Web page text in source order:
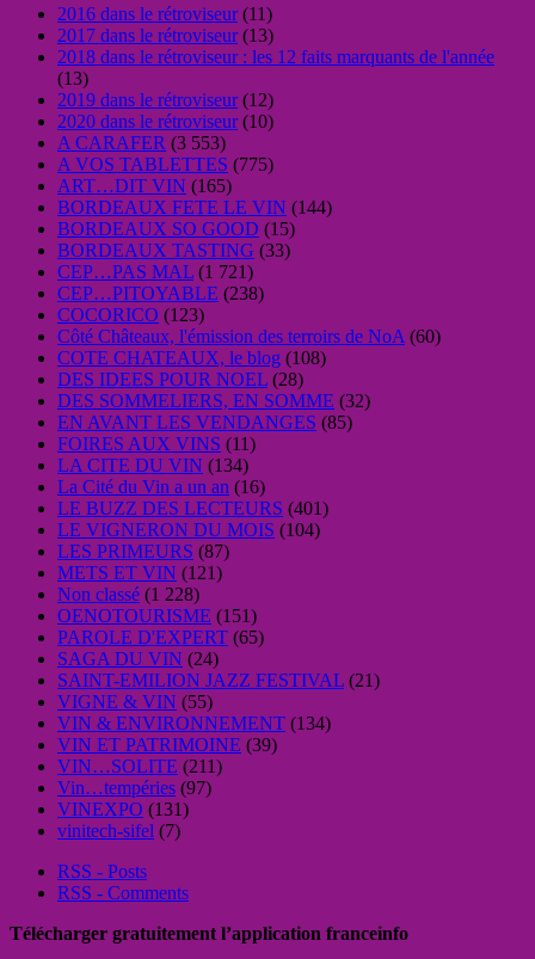
2016 dans le rétroviseur(11)
2017 dans le rétroviseur(13)
2018 dans le rétroviseur : les 12 faits marquants de l'année
(13)
2019 dans le rétroviseur(12)
2020 dans le rétroviseur(10)
A CARAFER (3 553)
A VOS TABLETTES (775)
ART…DIT VIN (165)
BORDEAUX FETE LE VIN (144)
BORDEAUX SO GOOD (15)
BORDEAUX TASTING (33)
CEP…PAS MAL (1 721)
CEP…PITOYABLE (238)
COCORICO (123)
Côté Châteaux, l'émission des terroirs de NoA (60)
COTE CHATEAUX, le blog (108)
DES IDEES POUR NOEL (28)
DES SOMMELIERS, EN SOMME (32)
EN AVANT LES VENDANGES (85)
FOIRES AUX VINS (11)
LA CITE DU VIN (134)
La Cité du Vin a un an (16)
LE BUZZ DES LECTEURS (401)
LE VIGNERON DU MOIS (104)
LES PRIMEURS (87)
METS ET VIN (121)
Non classé (1 228)
OENOTOURISME (151)
PAROLE D'EXPERT (65)
SAGA DU VIN (24)
SAINT-EMILION JAZZ FESTIVAL (21)
VIGNE & VIN (55)
VIN & ENVIRONNEMENT (134)
VIN ET PATRIMOINE (39)
VIN…SOLITE (211)
Vin…tempéries (97)
VINEXPO (131)
vinitech-sifel (7)
RSS - Posts
RSS - Comments
Télécharger gratuitement l’application franceinfo